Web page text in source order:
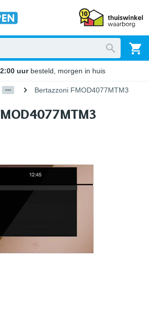
uurbesteld, morgen in huis
Bertazzoni FMOD4077MTM3